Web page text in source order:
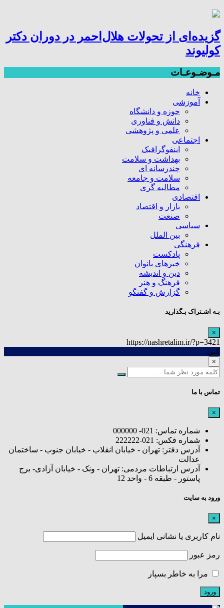
گزیده‌ای از تحولات هلال‌احمر در دوران دکتر
کولیوند
مـوضـوعـات
خانه
آموزشی
حوزه و دانشگاه
دانش و فناوری
علمی و پژوهشی
اجتماعی
اینفوگرافیک
بهداشت و سلامت
چندرسانه ای
سلامت و جامعه
مطالبه گری
اقتصادی
بازار و اقتصاد
صنعت
سیاسی
بین الملل
فرهنگی
پادکست
خبرهای بانوان
دین و اندیشه
فرهنگ و هنر
گزارش و گفتگو
بـه اشـتراک بـگذارید
×
https://nashretalim.ir/?p=3421
کپی
×
تماس با ما
×
شماره تماس: 021- 000000
شماره فکس: 021-222222
آدرس دفتر: تهران - خیابان انقلاب - خیابان جنوب - ساختمان
عدالت
آدرس ارتباطات مردمی: تهران - ونک - خیابان آزادی- برج
پاستور - طبقه 6 - واحد 12
ورود به سایت
×
نام کاربری یا نشانی ایمیل
رمز عبور
مرا به خاطر بسپار